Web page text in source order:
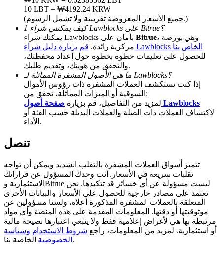
Deposit CASHCAT & Win
Share 500000 CASHCAT prize pool
Precious Metals Trading Carnival
Trade Gold & Silver · 33,333 USDT Bonus
10 LBT = ₩4192.24 KRW
(جميع الأسعار المعروضة تقريبية ولا تشمل الرسوم.)
كيف يمكنني شراء 1 Lawblocks على Bitrue؟
Bitrue، وهي بورصة
مركزية رائدة.
قم بزيارة دليل شراء Lawblocks الخاص بنا
للحصول على تعليمات خطوة بخطوة حول إعداد محفظتك،
والتحقق من هويتك، وتقديم طلبك.
ما هي الأصول المشفرة المماثلة لـ Lawblocks؟
إذا كنت تستكشف العملات المشفرة ذات رؤوس الأموال
السوقية أو الميزات المماثلة، تحقق من:
لمزيد من التفاصيل، قم بزيارة صفحة أصول Lawblocks
لاكتشاف العملات ذات الصلة والعملات البديلة حسب الفئة أو
الأداء.
تنصل
تتميز أسواق العملات المشفرة بالتقلب الشديد ويمكن أن تواجه
تقلبات سريعة في الأسعار. أنت وحدك المسؤول عن قراراتك
الاستثمارية وBitrue ليست مسؤولة عن أي خسائر قد تتكبدها. نحن
نعتمد على مصادر خارجية للحصول على الأسعار والبيانات الأخرى
المتعلقة بالعملات المشفرة المذكورة أعلاه، ولسنا مسؤولين عن
موثوقيتها أو دقتها. المعلومات المقدمة على هذه المنصة وأي مواد
مرتبطة بها هي لأغراض إعلامية فقط ولا ينبغي اعتبارها نصيحة مالية
أو استثمارية. لمزيد من المعلومات، راجع شروط الاستخدام وسياسة
الخصوصية الخاصة بنا.